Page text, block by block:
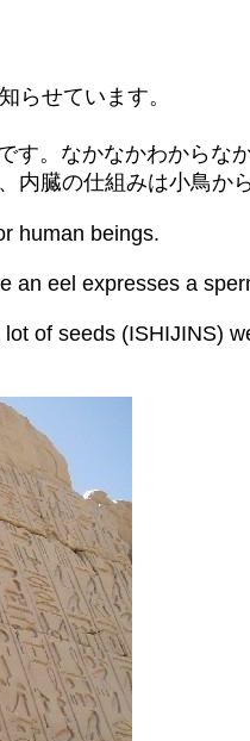
らせています。
。なかなかわからな
臓の仕組みは小鳥か
human beings.
an eel expresses a
of seeds (ISHIJINS)